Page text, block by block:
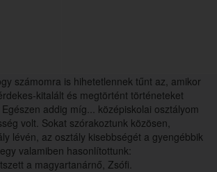
számomra is hihetetlennek tűnt az, amikor
kitalált és megtörtént történeteket
addig míg... középiskolai osztályom
volt. Sokat szórakoztunk közösen,
lévén, az osztály kisebbségét a gyengébbik
valamiben hasonlítottunk:
a magyartanárnő, Zsófi.